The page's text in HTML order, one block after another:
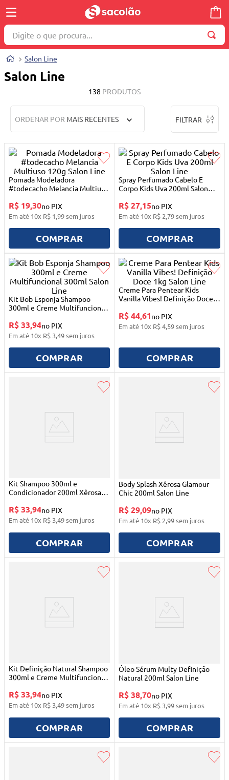
Digite o que procura...
Salon Line
Salon Line
138 PRODUTOS
ORDENAR POR MAIS RECENTES FILTRAR
Pomada Modeladora
#todecacho Melancia Multiuso
R$ 19,30no PIX
Em até 10x R$ 1,99sem juros
COMPRAR
Spray Perfumado Cabelo E
Corpo Kids Uva 200ml Salon
R$ 27,15no PIX
Em até 10x R$ 2,79sem juros
COMPRAR
Kit Bob Esponja Shampoo
300ml e Creme Multifuncional
R$ 33,94no PIX
Em até 10x R$ 3,49sem juros
COMPRAR
Creme Para Pentear Kids
Vanilla Vibes! Definição Doce
R$ 44,61no PIX
Em até 10x R$4,59sem juros
COMPRAR
Kit Shampoo 300ml e
Condicionador 200ml Xêrosa
R$ 33,94no PIX
Em até 10x R$ 3,49sem juros
COMPRAR
Body Splash Xêrosa Glamour
Chic 200ml Salon Line
R$ 29,09no PIX
Em até 10x R$ 2,99sem juros
COMPRAR
Kit Definição Natural Shampoo
300ml e Creme Multifuncional
R$ 33,94no PIX
Em até 10x R$ 3,49sem juros
COMPRAR
Óleo Sérum Multy Definição
Natural 200ml Salon Line
R$ 38,70no PIX
Em até 10x R$ 3,99sem juros
COMPRAR
2 º
brinquedo
3º
máquina costura
5º
cosmetico
carrinho reversível
7º
truss
9º
berço